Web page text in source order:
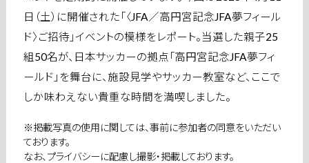
日（土）に開催された「〈JFA／高円宮記念JFA夢フィール
ド〉ご招待」イベントの模様をレポート。当選した親子25
組50名が、日本サッカーの拠点「高円宮記念JFA夢フィ
ールド」を舞台に、施設見学やサッカー教室など、ここで
しか味わえない貴重な時間を満喫しました。
※掲載写真の使用に関しては、事前に参加者の同意をいただい
ております。
なお、プライバシーに配慮し撮影・掲載しております。